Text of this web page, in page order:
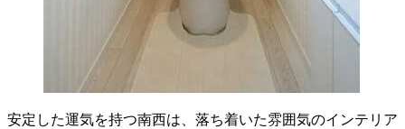
安定した運気を持つ南西は、落ち着いた雰囲気のインテリア